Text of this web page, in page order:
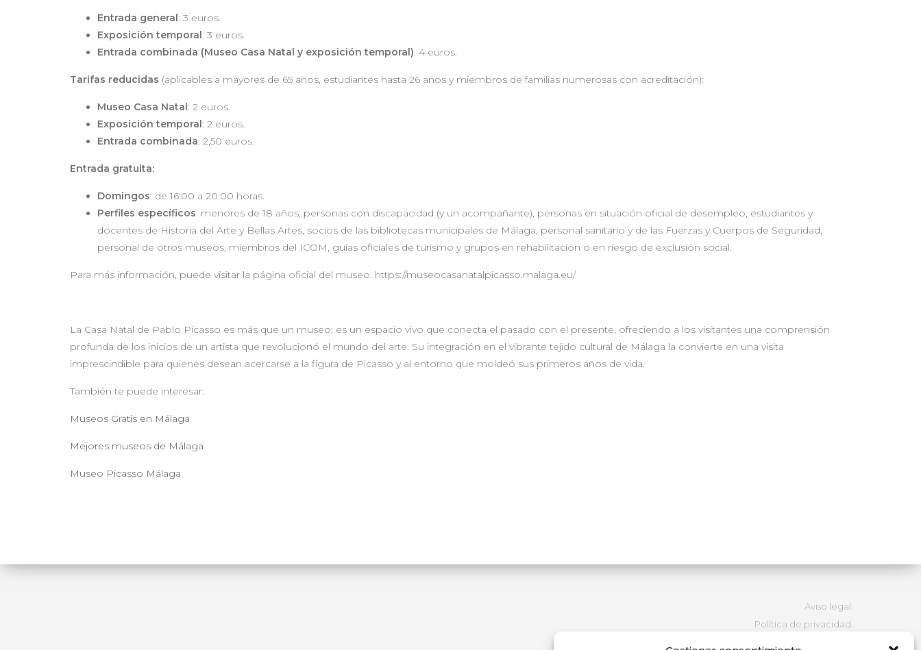
Entrada general: 3 euros.
Exposición temporal: 3 euros.
Entrada combinada (Museo Casa Natal y exposición temporal): 4 euros.
Tarifas reducidas (aplicables a mayores de 65 años, estudiantes hasta 26 años y miembros de familias numerosas con acreditación):
Museo Casa Natal: 2 euros.
Exposición temporal: 2 euros.
Entrada combinada: 2,50 euros.
Entrada gratuita:
Domingos: de 16:00 a 20:00 horas.
Perfiles específicos: menores de 18 años, personas con discapacidad (y un acompañante), personas en situación oficial de desempleo, estudiantes y
docentes de Historia del Arte y Bellas Artes, socios de las bibliotecas municipales de Málaga, personal sanitario y de las Fuerzas y Cuerpos de Seguridad,
personal de otros museos, miembros del ICOM, guías oficiales de turismo y grupos en rehabilitación o en riesgo de exclusión social.
Para más información, puede visitar la página oficial del museo. https://museocasanatalpicasso.malaga.eu/
La Casa Natal de Pablo Picasso es más que un museo; es un espacio vivo que conecta el pasado con el presente, ofreciendo a los visitantes una comprensión
profunda de los inicios de un artista que revolucionó el mundo del arte. Su integración en el vibrante tejido cultural de Málaga la convierte en una visita
imprescindible para quienes desean acercarse a la figura de Picasso y al entorno que moldeó sus primeros años de vida.
También te puede interesar:
Museos Gratis en Málaga
Mejores museos de Málaga
Museo Picasso Málaga
Aviso legal
Política de privacidad